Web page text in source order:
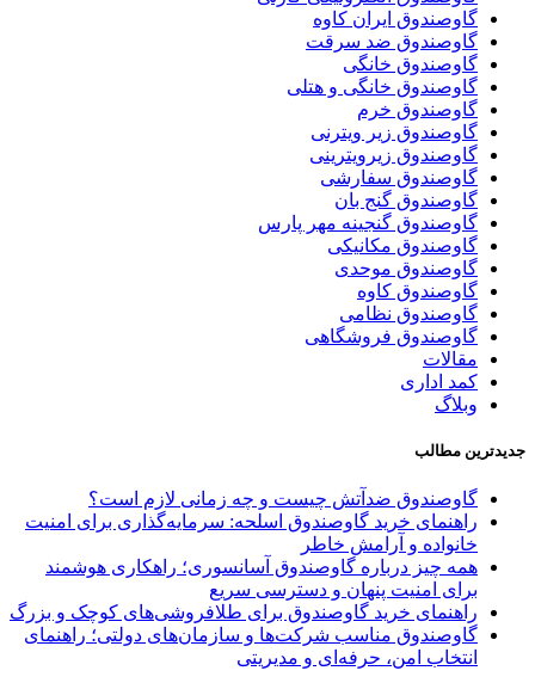
گاوصندوق ایران کاوه
گاوصندوق ضد سرقت
گاوصندوق خانگی
گاوصندوق خانگی و هتلی
گاوصندوق خرم
گاوصندوق زیر ویترنی
گاوصندوق زیرویترینی
گاوصندوق سفارشی
گاوصندوق گنج بان
گاوصندوق گنجینه مهر پارس
گاوصندوق مکانیکی
گاوصندوق موحدی
گاوصندوق کاوه
گاوصندوق نظامی
گاوصندوق فروشگاهی
مقالات
کمد اداری
وبلاگ
جدیدترین مطالب
گاوصندوق ضدآتش چیست و چه زمانی لازم است؟
راهنمای خرید گاوصندوق اسلحه: سرمایه‌گذاری برای امنیت
خانواده و آرامش خاطر
همه چیز درباره گاوصندوق آسانسوری؛ راهکاری هوشمند
برای امنیت پنهان و دسترسی سریع
راهنمای خرید گاوصندوق برای طلافروشی‌های کوچک و بزرگ
گاوصندوق مناسب شرکت‌ها و سازمان‌های دولتی؛ راهنمای
انتخاب امن، حرفه‌ای و مدیریتی